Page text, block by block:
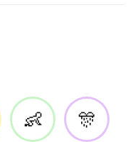
👶 🎊